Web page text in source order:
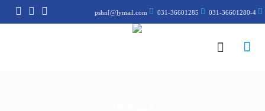
031-36601280-4
031-36601285
pshn[@]ymail.com